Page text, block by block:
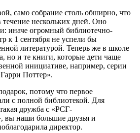
само собрание столь обширно, что
течение нескольких дней. Оно
иначе огромный библиотечно-
к 1 сентября не успели бы
литературой. Теперь же в школе
но и те книги, которые дети чаще
инициативе, например, серии
Поттер».
потому что первое
с полной библиотекой. Для
дружба с «РСГ-
вы наши большие друзья и
директор.